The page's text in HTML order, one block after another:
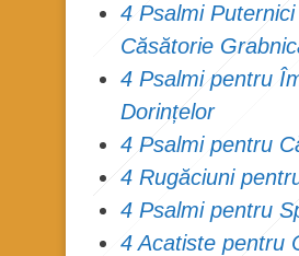
4 Psalmi
Căsătorie
4 Psalmi pentru
Dorințelor
4 Psalmi pentru
4 Rugăciuni
4 Psalmi pentru
4 Acatiste pentru